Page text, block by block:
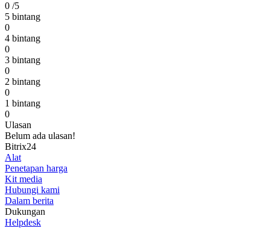
0 /5
5 bintang
0
4 bintang
0
3 bintang
0
2 bintang
0
1 bintang
0
Ulasan
Belum ada ulasan!
Bitrix24
Alat
Penetapan harga
Kit media
Hubungi kami
Dalam berita
Dukungan
Helpdesk